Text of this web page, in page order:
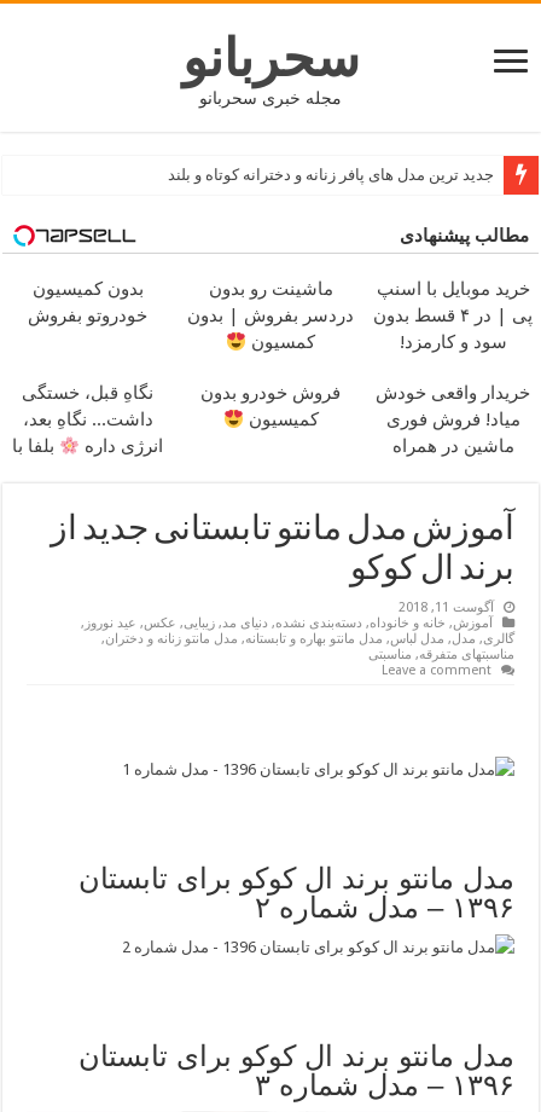
سحربانو
مجله خبری سحربانو
جدید ترین مدل های پافر زنانه و دخترانه کوتاه و بلند
مطالب پیشنهادی
خرید موبایل با اسنپ
پی | در ۴ قسط بدون
سود و کارمزد!
ماشینت رو بدون
دردسر بفروش | بدون
کمسیون
بدون کمیسیون
خودروتو بفروش
خریدار واقعی خودش
میاد! فروش فوری
ماشین در همراه
فروش خودرو بدون
کمیسیون
نگاهِ قبل، خستگی
داشت... نگاهِ بعد،
انرژی داره
بلفا با
آموزش مدل مانتو تابستانی جدید از
برند ال کوکو
آگوست 11, 2018
آموزش, خانه و خانوداه, دسته‌بندی نشده, دنیای مد,زیبایی, عکس, عید نوروز ,
گالری, مدل, مدل لباس, مدل مانتو بهاره و تابستانه, مدل مانتو زنانه و دختران,
مناسبتهای متفرقه, مناسبتی
Leave a comment
مدل مانتو برند ال کوکو برای تابستان
۱۳۹۶ – مدل شماره ۲
مدل مانتو برند ال کوکو برای تابستان
۱۳۹۶ – مدل شماره ۳